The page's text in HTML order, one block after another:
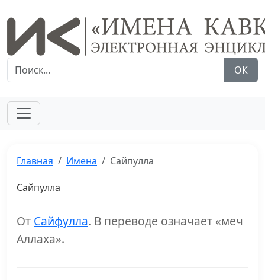
ОК
Главная Имена Сайпулла
Сайпулла
От Сайфулла. В переводе означает «меч
Аллаха».